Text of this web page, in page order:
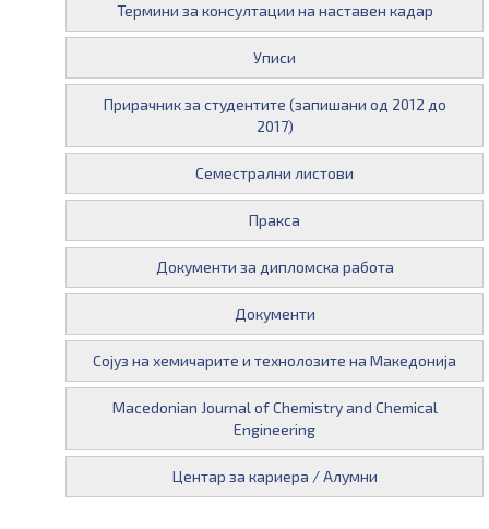
Термини за консултации на наставен кадар
Уписи
Прирачник за студентите (запишани од 2012 до
2017)
Семестрални листови
Пракса
Документи за дипломска работа
Документи
Сојуз на хемичарите и технолозите на Македонија
Macedonian Journal of Chemistry and Chemical
Engineering
Центар за кариера / Алумни